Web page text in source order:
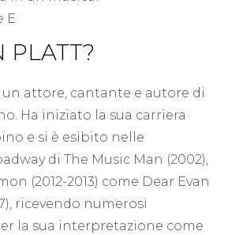
E
PLATT?
attore, cantante e autore di
Ha iniziato la sua carriera
e si è esibito nelle
di The Music Man (2002),
(2012-2013) come Dear Evan
ricevendo numerosi
la sua interpretazione come